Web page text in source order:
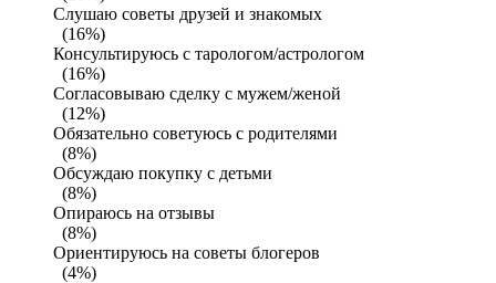
Слушаю советы друзей и знакомых
(16%)
Консультируюсь с тарологом/астрологом
(16%)
Согласовываю сделку с мужем/женой
(12%)
Обязательно советуюсь с родителями
(8%)
Обсуждаю покупку с детьми
(8%)
Опираюсь на отзывы
(8%)
Ориентируюсь на советы блогеров
(4%)